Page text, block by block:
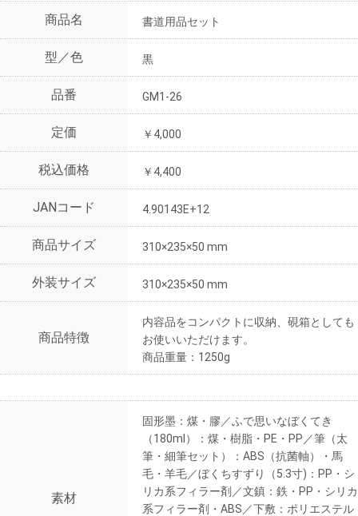
商品名 書道用品セット
型／色 黒
品番 GM1-26
定価 ￥4,000
税込価格 ￥4,400
JANコード 4.90143E+12
商品サイズ 310×235×50 mm
外装サイズ 310×235×50 mm
商品特徴
内容品をコンパクトに収納、硯箱としても
お使いいただけます。
商品重量：1250g
素材
固形墨：煤・膠／ふで思いなぼくてき
（180ml）：煤・樹脂・PE・PP／筆（太
筆・細筆セット）：ABS（抗菌軸）・馬
毛・羊毛／ぼくちすずり（5.3寸)：PP・シ
リカ系フィラー剤／文鎮：鉄・PP・シリカ
系フィラー剤・ABS／下敷：ポリエステル